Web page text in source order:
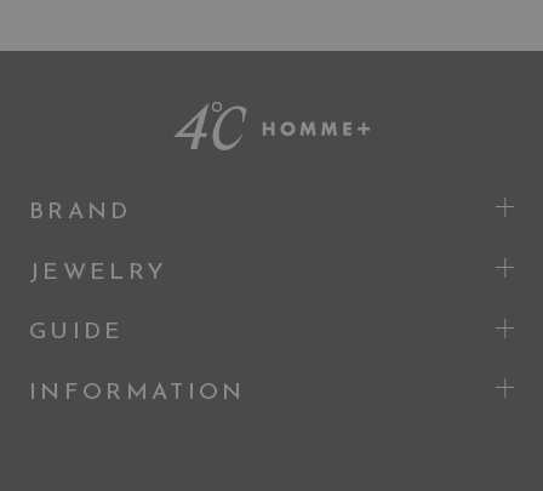
BRAND
JEWELRY
GUIDE
INFORMATION